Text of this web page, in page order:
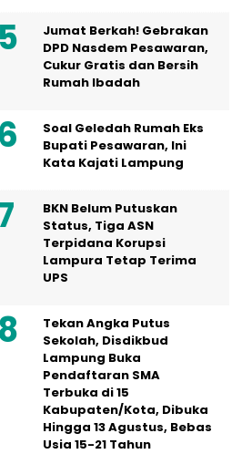
Jumat Berkah! Gebrakan
DPD Nasdem Pesawaran,
Cukur Gratis dan Bersih
Rumah Ibadah
Soal Geledah Rumah Eks
Bupati Pesawaran, Ini
Kata Kajati Lampung
BKN Belum Putuskan
Status, Tiga ASN
Terpidana Korupsi
Lampura Tetap Terima
UPS
Tekan Angka Putus
Sekolah, Disdikbud
Lampung Buka
Pendaftaran SMA
Terbuka di 15
Kabupaten/Kota, Dibuka
Hingga 13 Agustus, Bebas
Usia 15-21 Tahun